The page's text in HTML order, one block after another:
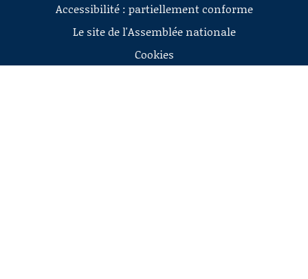
Accessibilité : partiellement conforme
Le site de l'Assemblée nationale
Cookies